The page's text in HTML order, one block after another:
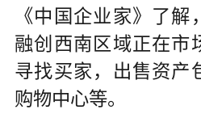
《中国企业家》了解
融创西南区域正在市
寻找买家，出售资产
购物中心等。